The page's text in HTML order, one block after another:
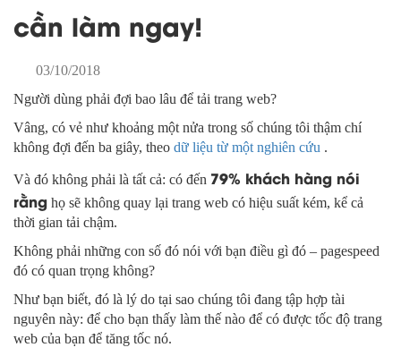
cần làm ngay!
03/10/2018
Người dùng phải đợi bao lâu để tải trang web?
Vâng, có vẻ như khoảng một nửa trong số chúng tôi thậm chí
không đợi đến ba giây, theo dữ liệu từ một nghiên cứu .
Và đó không phải là tất cả: có đến 79% khách hàng nói
rằng họ sẽ không quay lại trang web có hiệu suất kém, kể cả
thời gian tải chậm.
Không phải những con số đó nói với bạn điều gì đó – pagespeed
đó có quan trọng không?
Như bạn biết, đó là lý do tại sao chúng tôi đang tập hợp tài
nguyên này: để cho bạn thấy làm thế nào để có được tốc độ trang
web của bạn để tăng tốc nó.